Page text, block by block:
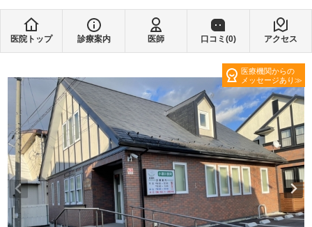
医院トップ 診療案内 医師 口コミ(0) アクセス
医療機関からの
メッセージあり